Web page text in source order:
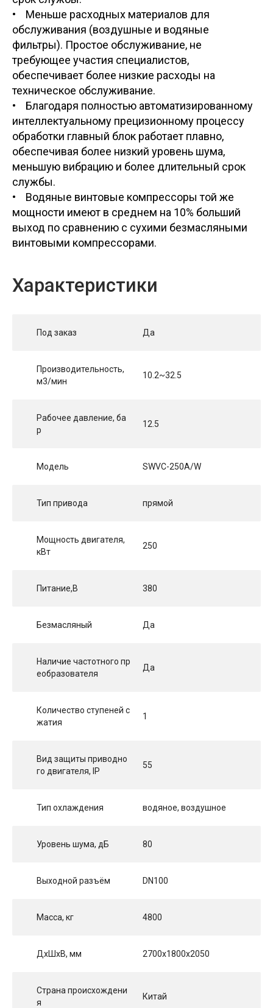
• Меньше расходных материалов для
обслуживания (воздушные и водяные
фильтры). Простое обслуживание, не
требующее участия специалистов,
обеспечивает более низкие расходы на
техническое обслуживание.
• Благодаря полностью автоматизированному
интеллектуальному прецизионному процессу
обработки главный блок работает плавно,
обеспечивая более низкий уровень шума,
меньшую вибрацию и более длительный срок
службы.
• Водяные винтовые компрессоры той же
мощности имеют в среднем на 10% больший
выход по сравнению с сухими безмасляными
винтовыми компрессорами.
Характеристики
Под заказ Да
Производительность,
м3/мин
10.2~32.5
Рабочее давление, ба
р
12.5
Модель SWVC-250A/W
Тип привода прямой
Мощность двигателя,
кВт
250
Питание,В 380
Безмасляный Да
Наличие частотного пр
еобразователя
Да
Количество ступеней с
жатия
1
Вид защиты приводно
го двигателя, IP
55
Тип охлаждения водяное, воздушное
Уровень шума, дБ 80
Выходной разъём DN100
Масса, кг 4800
ДхШхВ, мм 2700x1800x2050
Страна происхождени
я
Китай